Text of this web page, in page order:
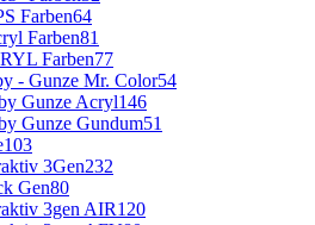
Farben64
Farben81
Farben77
- Gunze Mr. Color54
Gunze Acryl146
Gunze Gundum51
103
3Gen232
Gen80
3gen AIR120